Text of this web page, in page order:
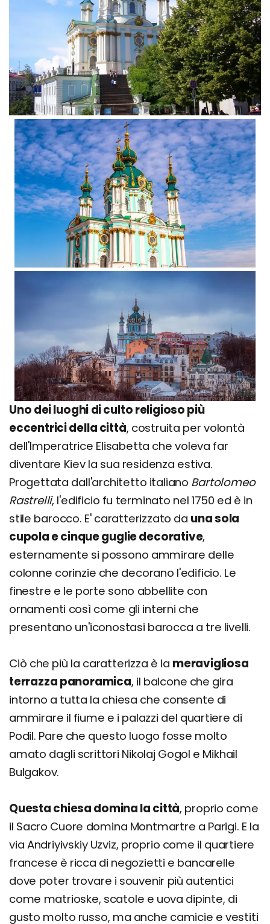
Uno dei luoghi di culto religioso più
eccentrici della città, costruita per volontà
dell'Imperatrice Elisabetta che voleva far
diventare Kiev la sua residenza estiva.
Progettata dall'architetto italiano Bartolomeo
Rastrelli, l'edificio fu terminato nel 1750 ed è in
stile barocco. E' caratterizzato da una sola
cupola e cinque guglie decorative,
esternamente si possono ammirare delle
colonne corinzie che decorano l'edificio. Le
finestre e le porte sono abbellite con
ornamenti così come gli interni che
presentano un'iconostasi barocca a tre livelli.
Ciò che più la caratterizza è la meravigliosa
terrazza panoramica, il balcone che gira
intorno a tutta la chiesa che consente di
ammirare il fiume e i palazzi del quartiere di
Podil. Pare che questo luogo fosse molto
amato dagli scrittori Nikolaj Gogol e Mikhail
Bulgakov.
Questa chiesa domina la città, proprio come
il Sacro Cuore domina Montmartre a Parigi. E la
via Andriyivskiy Uzviz, proprio come il quartiere
francese è ricca di negozietti e bancarelle
dove poter trovare i souvenir più autentici
come matrioske, scatole e uova dipinte, di
gusto molto russo, ma anche camicie e vestiti